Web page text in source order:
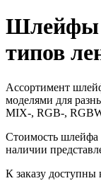
Шлейфы
типов
Ассортимент
моделями для
MIX-, RGB-,
Стоимость шлейфа
наличии
К заказу доступны